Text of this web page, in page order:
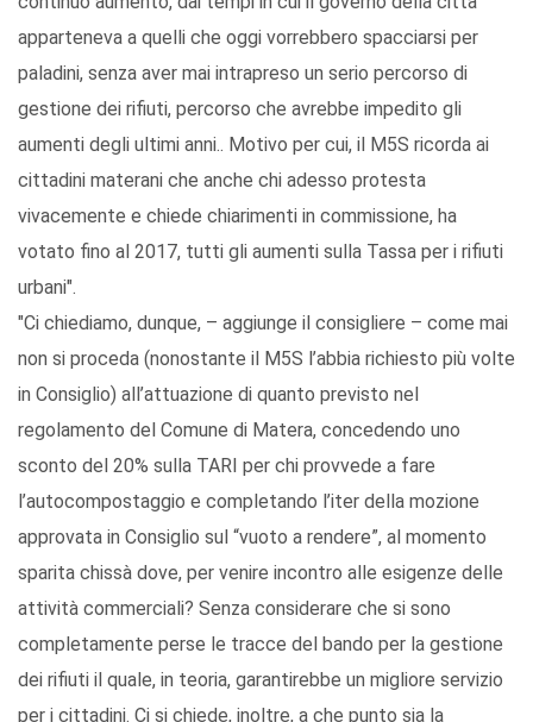
apparteneva a quelli che oggi vorrebbero spacciarsi per
paladini, senza aver mai intrapreso un serio percorso di
gestione dei rifiuti, percorso che avrebbe impedito gli
aumenti degli ultimi anni.. Motivo per cui, il M5S ricorda ai
cittadini materani che anche chi adesso protesta
vivacemente e chiede chiarimenti in commissione, ha
votato fino al 2017, tutti gli aumenti sulla Tassa per i rifiuti
urbani".
"Ci chiediamo, dunque, – aggiunge il consigliere – come mai
non si proceda (nonostante il M5S l’abbia richiesto più volte
in Consiglio) all’attuazione di quanto previsto nel
regolamento del Comune di Matera, concedendo uno
sconto del 20% sulla TARI per chi provvede a fare
l’autocompostaggio e completando l’iter della mozione
approvata in Consiglio sul “vuoto a rendere”, al momento
sparita chissà dove, per venire incontro alle esigenze delle
attività commerciali? Senza considerare che si sono
completamente perse le tracce del bando per la gestione
dei rifiuti il quale, in teoria, garantirebbe un migliore servizio
per i cittadini. Ci si chiede, inoltre, a che punto sia la